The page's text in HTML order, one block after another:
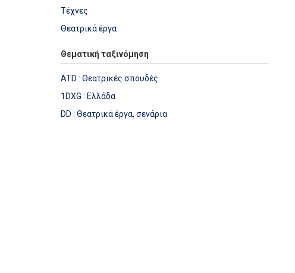
Τέχνες
Θεατρικά έργα
Θεματική ταξινόμηση
ATD : Θεατρικές σπουδές
1DXG : Ελλάδα
DD : Θεατρικά έργα, σενάρια